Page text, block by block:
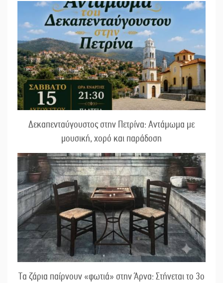
Δεκαπενταύγουστος στην Πετρίνα: Αντάμωμα με
μουσική, χορό και παράδοση
Τα ζάρια παίρνουν «φωτιά» στην Άρνα: Στήνεται το 3ο